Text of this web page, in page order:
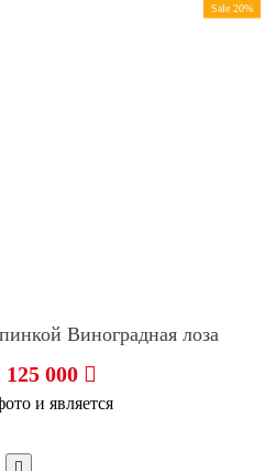
Sale 20%
Виноградная лоза
125 000
и является